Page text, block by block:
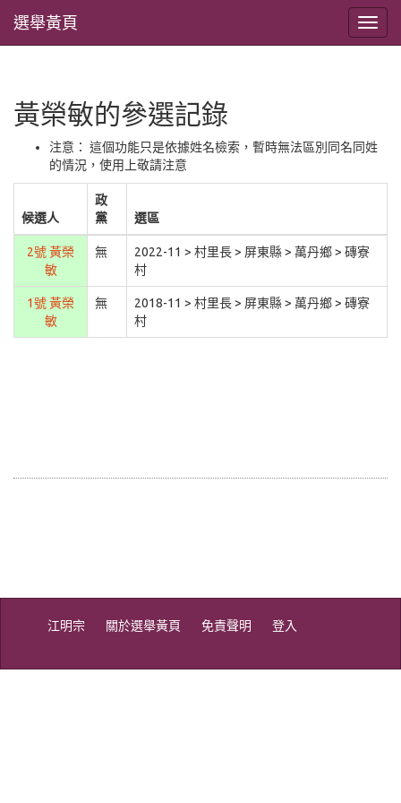
選舉黃頁
黃榮敏的參選記錄
注意： 這個功能只是依據姓名檢索，暫時無法區別同名同姓
的情況，使用上敬請注意
候選人
政
黨
選區
2號 黃榮
敏
無
2022-11 > 村里長 > 屏東縣 > 萬丹鄉 > 磚寮
村
1號 黃榮
敏
無
2018-11 > 村里長 > 屏東縣 > 萬丹鄉 > 磚寮
村
江明宗 關於選舉黃頁 免責聲明 登入